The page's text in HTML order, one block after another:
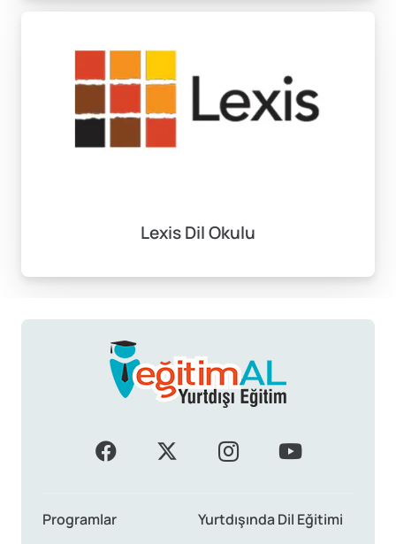
oluşturma becerisi geliştirilir. Bu durum, sizin için
Korece okuma ve yazma yeteneğinizi artıracak bir
süreçtir.
basit sorular gibi konular ele alınır. Kısa süre içinde bu
basit iletişim kurma yeteneğine sahip olabilirsiniz. Bu,
Uzaktan Eğitim Avantajları
Uzaktan eğitim, Korece öğrenme sürecinde sağladığı
esneklikle önemli avantajlar sunar. Eğitimlere katılım
istediğiniz zaman ve yerde derslerinizi takip
Lexis Dil Okulu
Programlar Yurtdışında Dil Eğitimi